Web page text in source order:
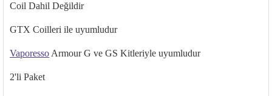
Coil Dahil Değildir
GTX Coilleri ile uyumludur
Vaporesso Armour G ve GS Kitleriyle uyumludur
2'li Paket